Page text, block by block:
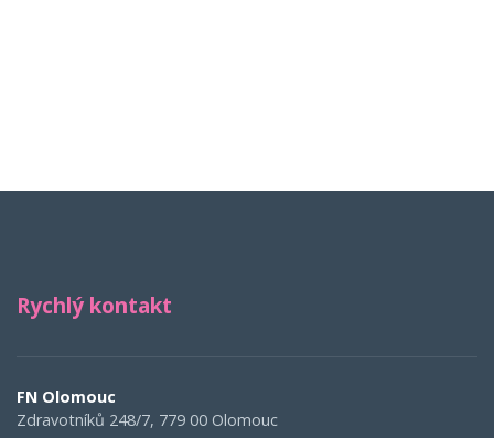
Rychlý kontakt
FN Olomouc
Zdravotníků 248/7, 779 00 Olomouc